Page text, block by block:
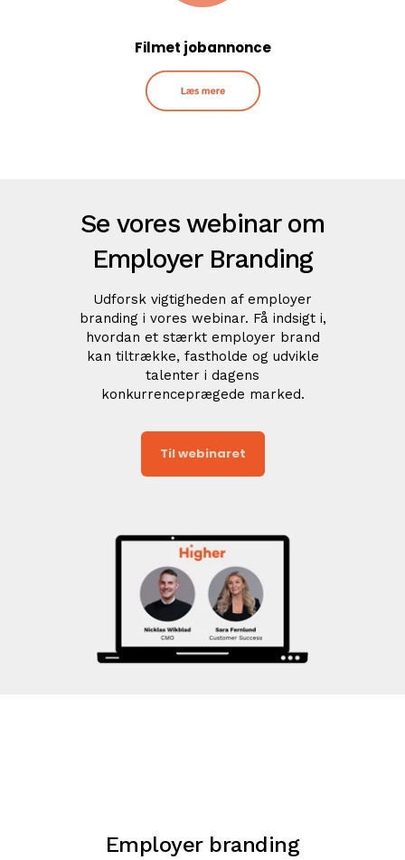
Filmet jobannonce
Se vores webinar om
Employer Branding
Udforsk vigtigheden af employer
branding i vores webinar. Få indsigt i,
hvordan et stærkt employer brand
kan tiltrække, fastholde og udvikle
talenter i dagens
konkurrenceprægede marked.
Til webinaret
Employer branding